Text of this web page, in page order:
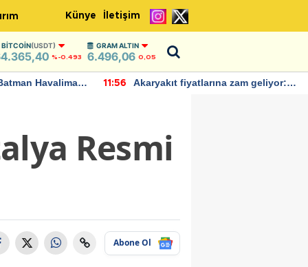
Künye İletişim
BITCOIN(USDT)
%-0.493
GRAM ALTIN
6.496,06 0,05
Havalimanı
11:56
Akaryakıt fiyatlarına zam geliyor:
Resmi
Abone Ol